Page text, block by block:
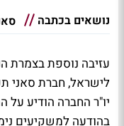
נושאים בכתבה
עזיבה נוספת בצמרת
לישראל, חברת סאני
יו"ר החברה הודיע על
בהודעה למשקיעים